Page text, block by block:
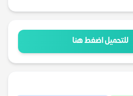
للتحميل اضغط هنا